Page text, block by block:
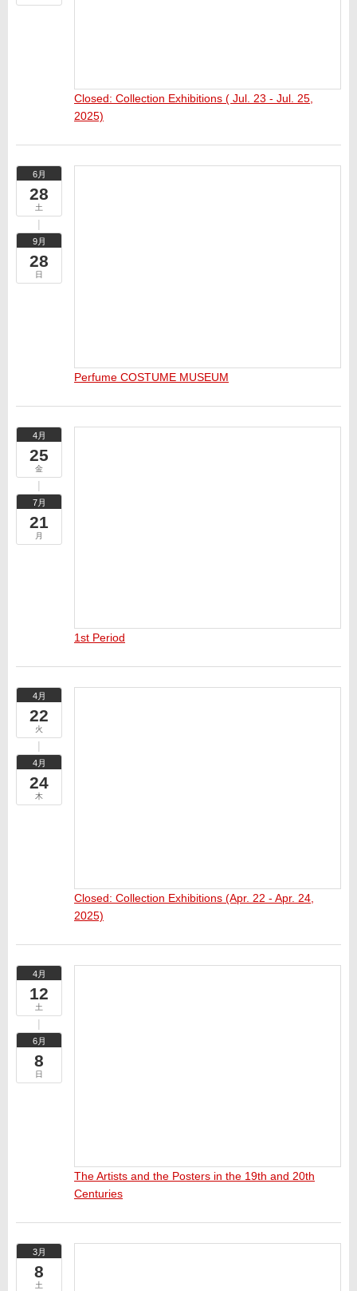
Closed: Collection Exhibitions ( Jul. 23 - Jul. 25,
2025)
6月
28
土
9月
28
日
Perfume COSTUME MUSEUM
4月
25
金
7月
21
月
1st Period
4月
22
火
4月
24
木
Closed: Collection Exhibitions (Apr. 22 - Apr. 24,
2025)
4月
12
土
6月
8
日
The Artists and the Posters in the 19th and 20th
Centuries
3月
8
土